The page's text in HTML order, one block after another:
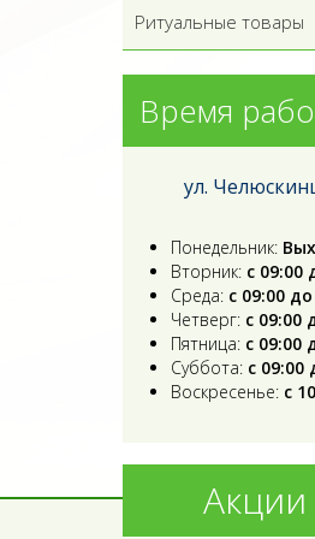
Ритуальные товары
Время
ул.
Понедельник:
Вторник: с 09:00
Среда: с 09:00
Четверг: с 09:00
Пятница: с 09:00
Суббота: с 09:00
Воскресенье: с
Акции